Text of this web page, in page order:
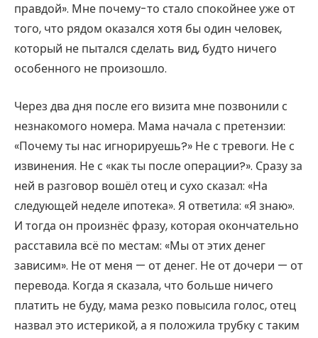
правдой». Мне почему-то стало спокойнее уже от
того, что рядом оказался хотя бы один человек,
который не пытался сделать вид, будто ничего
особенного не произошло.
Через два дня после его визита мне позвонили с
незнакомого номера. Мама начала с претензии:
«Почему ты нас игнорируешь?» Не с тревоги. Не с
извинения. Не с «как ты после операции?». Сразу за
ней в разговор вошёл отец и сухо сказал: «На
следующей неделе ипотека». Я ответила: «Я знаю».
И тогда он произнёс фразу, которая окончательно
расставила всё по местам: «Мы от этих денег
зависим». Не от меня — от денег. Не от дочери — от
перевода. Когда я сказала, что больше ничего
платить не буду, мама резко повысила голос, отец
назвал это истерикой, а я положила трубку с таким